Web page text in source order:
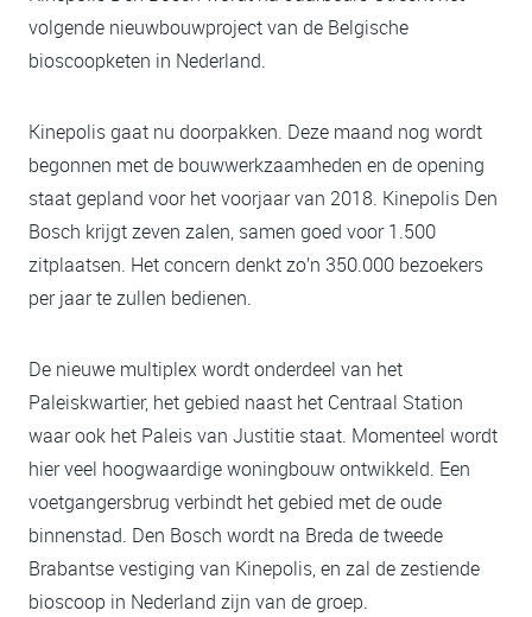
volgende nieuwbouwproject van de Belgische
bioscoopketen in Nederland.
Kinepolis gaat nu doorpakken. Deze maand nog wordt
begonnen met de bouwwerkzaamheden en de opening
staat gepland voor het voorjaar van 2018. Kinepolis Den
Bosch krijgt zeven zalen, samen goed voor 1.500
zitplaatsen. Het concern denkt zo’n 350.000 bezoekers
per jaar te zullen bedienen.
De nieuwe multiplex wordt onderdeel van het
Paleiskwartier, het gebied naast het Centraal Station
waar ook het Paleis van Justitie staat. Momenteel wordt
hier veel hoogwaardige woningbouw ontwikkeld. Een
voetgangersbrug verbindt het gebied met de oude
binnenstad. Den Bosch wordt na Breda de tweede
Brabantse vestiging van Kinepolis, en zal de zestiende
bioscoop in Nederland zijn van de groep.